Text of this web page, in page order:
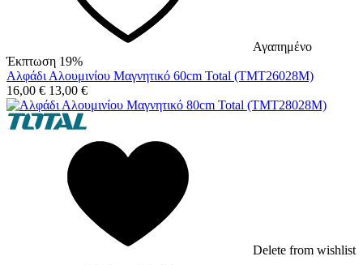
Αγαπημένο
Έκπτωση 19%
Αλφάδι Αλουμινίου Μαγνητικό 60cm Total (TMT26028M)
16,00 € 13,00 €
Delete from wishlist